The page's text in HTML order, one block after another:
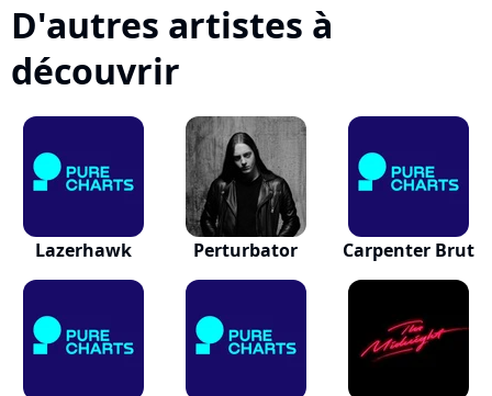
D'autres artistes à
découvrir
Lazerhawk Perturbator Carpenter Brut